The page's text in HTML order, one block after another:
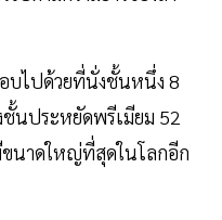
บไปด้วยที่นั่งชั้นหนึ่ง 8
นประหยัดพรีเมียม 52
นาดใหญ่ที่สุดในโลกอีก